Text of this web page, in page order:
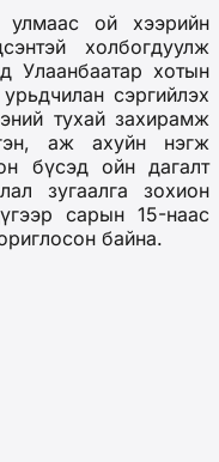
ой хээрийн
холбогдуулж
Улаанбаатар хотын
сэргийлэх
тухай захирамж
аж ахуйн нэгж
бүсэд ойн дагалт
зугаалга зохион
сарын 15-наас
байна.